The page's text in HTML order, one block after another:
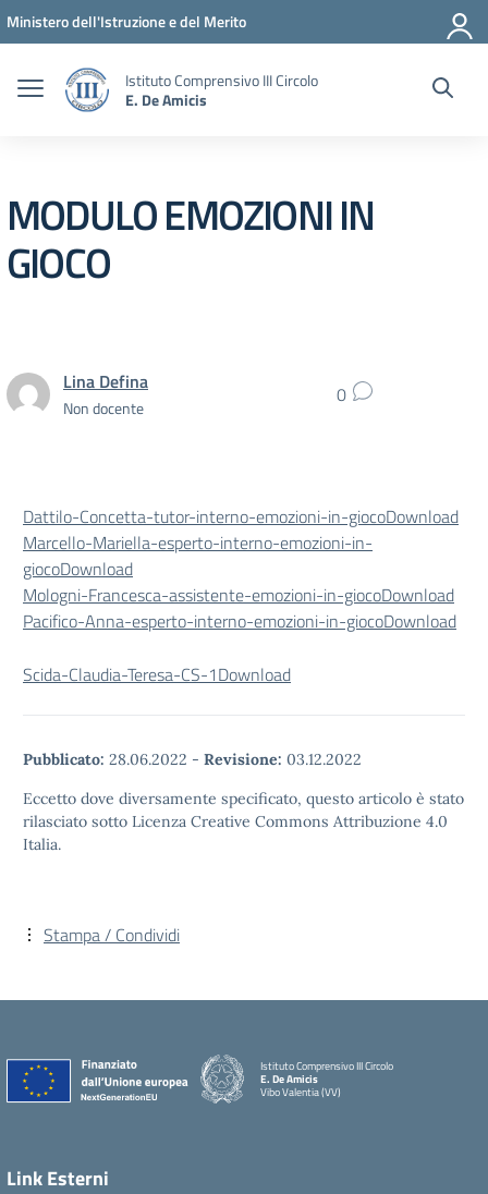
Vai ai contenuti
Vai al menu di navigazione
Vai al footer
Ministero dell'Istruzione e del Merito
Istituto Comprensivo III Circolo
E. De Amicis
MODULO EMOZIONI IN
GIOCO
Lina Defina
Non docente 0
Dattilo-Concetta-tutor-interno-emozioni-in-giocoDownload
Marcello-Mariella-esperto-interno-emozioni-in-
giocoDownload
Mologni-Francesca-assistente-emozioni-in-giocoDownload
Pacifico-Anna-esperto-interno-emozioni-in-giocoDownload
Scida-Claudia-Teresa-CS-1Download
Pubblicato: 28.06.2022 - Revisione: 03.12.2022
Eccetto dove diversamente specificato, questo articolo è stato
rilasciato sotto Licenza Creative Commons Attribuzione 4.0
Italia.
Stampa / Condividi
Istituto Comprensivo III Circolo
E. De Amicis
Vibo Valentia (VV)
Link Esterni